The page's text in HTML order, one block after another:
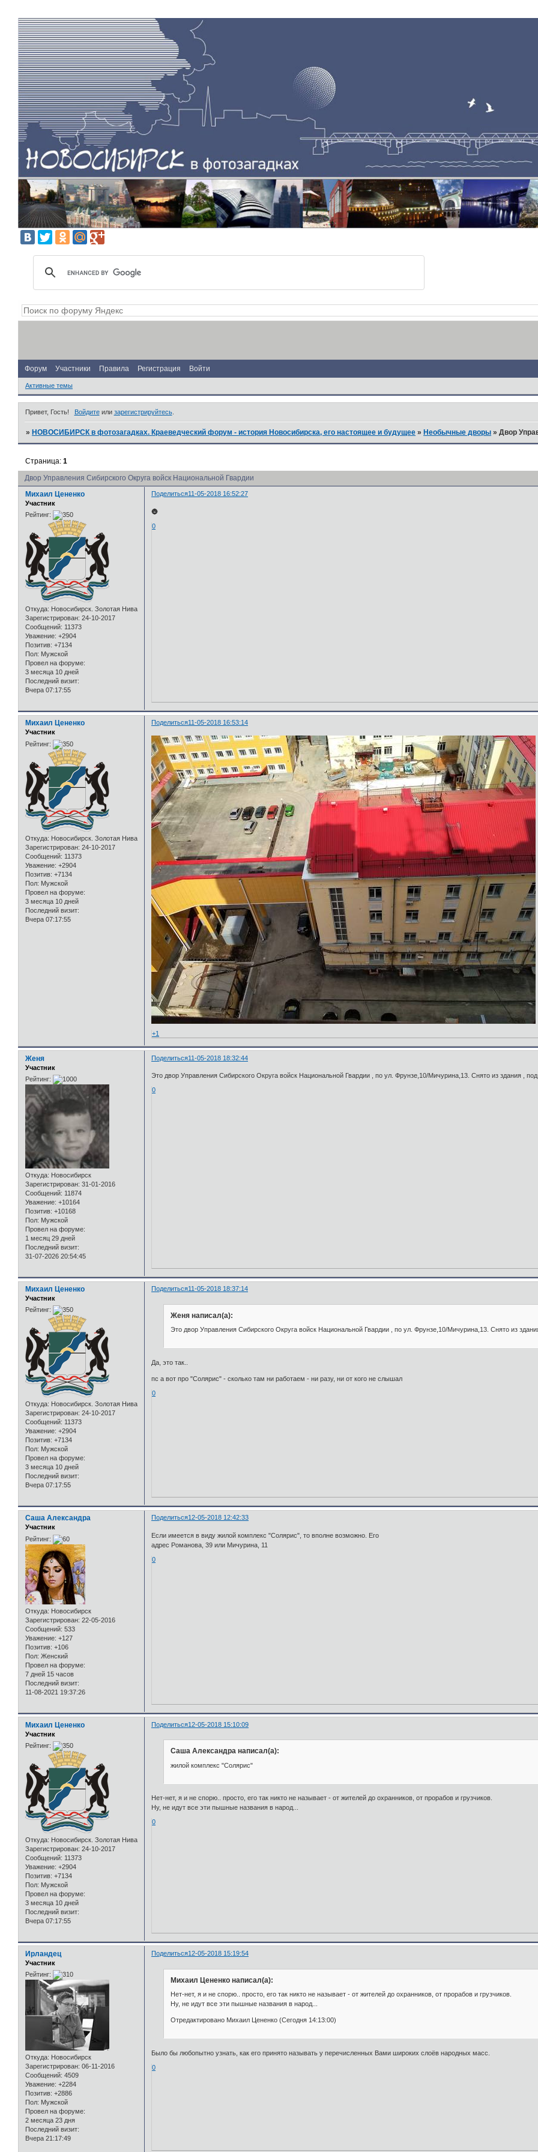
Форум Участники Правила Регистрация Войти
Активные темы
Привет, Гость! Войдитеили зарегистрируйтесь.
»НОВОСИБИРСК в фотозагадках. Краеведческий форум - история Новосибирска, его настоящее и будущее »Необычные дворы »Двор
Двор Управления Сибирского Округа войск Национальной Гвардии
Страница:1
Поделиться11-05-2018 16:52:27
Михаил Цененко
Участник
Рейтинг:
Откуда: Новосибирск. Золотая Нива
Зарегистрирован: 24-10-2017
Сообщений: 11373
Уважение: +2904
Позитив: +7134
Пол: Мужской
Провел на форуме:
3 месяца 10 дней
Последний визит:
Вчера 07:17:55
🌚
0
Поделиться11-05-2018 16:53:14
Михаил Цененко
Участник
Рейтинг:
Откуда: Новосибирск. Золотая Нива
Зарегистрирован: 24-10-2017
Сообщений: 11373
Уважение: +2904
Позитив: +7134
Пол: Мужской
Провел на форуме:
3 месяца 10 дней
Последний визит:
Вчера 07:17:55
+1
Поделиться11-05-2018 18:32:44
Женя
Участник
Рейтинг:
Откуда: Новосибирск
Зарегистрирован: 31-01-2016
Сообщений: 11874
Уважение: +10164
Позитив: +10168
Пол: Мужской
Провел на форуме:
1 месяц 29 дней
Последний визит:
31-07-2026 20:54:45
Это двор Управления Сибирского Округа войск Национальной Гвардии , по ул. Фрунзе,10/Мичурина,13. Снято из здания ,
0
Поделиться11-05-2018 18:37:14
Михаил Цененко
Участник
Рейтинг:
Откуда: Новосибирск. Золотая Нива
Зарегистрирован: 24-10-2017
Сообщений: 11373
Уважение: +2904
Позитив: +7134
Пол: Мужской
Провел на форуме:
3 месяца 10 дней
Последний визит:
Вчера 07:17:55
Женя написал(а):
Это двор Управления Сибирского Округа войск Национальной Гвардии , по ул. Фрунзе,10/Мичурина,13. Снято из
Да, это так..
пс а вот про "Солярис" - сколько там ни работаем - ни разу, ни от кого не слышал
0
Поделиться12-05-2018 12:42:33
Саша Александра
Участник
Рейтинг:
Откуда: Новосибирск
Зарегистрирован: 22-05-2016
Сообщений: 533
Уважение: +127
Позитив: +106
Пол: Женский
Провел на форуме:
7 дней 15 часов
Последний визит:
11-08-2021 19:37:26
Если имеется в виду жилой комплекс "Солярис", то вполне возможно. Его
адрес Романова, 39 или Мичурина, 11
0
Поделиться12-05-2018 15:10:09
Михаил Цененко
Участник
Рейтинг:
Откуда: Новосибирск. Золотая Нива
Зарегистрирован: 24-10-2017
Сообщений: 11373
Уважение: +2904
Позитив: +7134
Пол: Мужской
Провел на форуме:
3 месяца 10 дней
Последний визит:
Вчера 07:17:55
Саша Александра написал(а):
жилой комплекс "Солярис"
Нет-нет, я и не спорю.. просто, его так никто не называет - от жителей до охранников, от прорабов и грузчиков.
Ну, не идут все эти пышные названия в народ...
0
Поделиться12-05-2018 15:19:54
Ирландец
Участник
Рейтинг:
Откуда: Новосибирск
Зарегистрирован: 06-11-2016
Сообщений: 4509
Уважение: +2284
Позитив: +2886
Пол: Мужской
Провел на форуме:
2 месяца 23 дня
Последний визит:
Вчера 21:17:49
Михаил Цененко написал(а):
Нет-нет, я и не спорю.. просто, его так никто не называет - от жителей до охранников, от прорабов и грузчиков.
Ну, не идут все эти пышные названия в народ...
Отредактировано Михаил Цененко (Сегодня 14:13:00)
Было бы любопытно узнать, как его принято называть у перечисленных Вами широких слоёв народных масс.
0